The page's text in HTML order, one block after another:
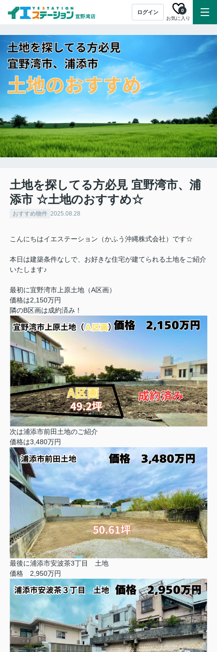
ログイン
お気に入り
0
土地を探してる方必見 宜野湾市、浦
添市 ☆土地のおすすめ☆
おすすめ物件 2025.08.28
こんにちはイエステーション（かふう沖縄株式会社）です☆
本日は建築条件なしで、お好きな住宅が建てられる土地をご紹介
いたします♪
最初に宜野湾市上原土地（A区画）
価格は2,150万円
隣のB区画は成約済み！
次は浦添市前田土地のご紹介
価格は3,480万円
最後に浦添市安波茶3丁目 土地
価格 2,950万円